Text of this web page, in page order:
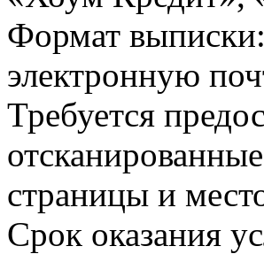
Формат
электронную
Требуется
страницы и
Срок оказания